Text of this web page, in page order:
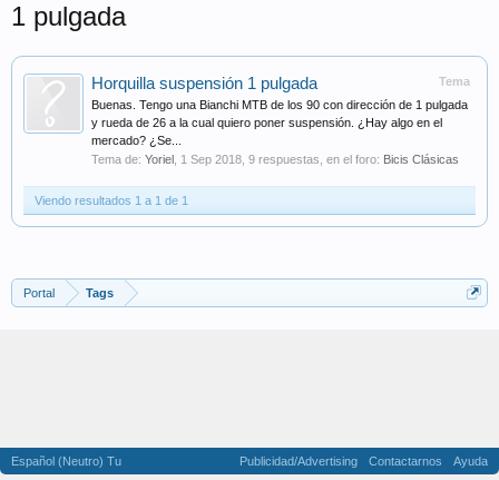
1 pulgada
Tema
Horquilla suspensión 1 pulgada
Buenas. Tengo una Bianchi MTB de los 90 con dirección de 1 pulgada
y rueda de 26 a la cual quiero poner suspensión. ¿Hay algo en el
mercado? ¿Se...
Tema de: Yoriel 1 Sep 2018 , 9 respuestas, en el foro: Bicis Clásicas
Viendo resultados 1 a 1 de 1
Portal Tags
Español (Neutro) Tu Publicidad/Advertising Contactarnos
Ayuda